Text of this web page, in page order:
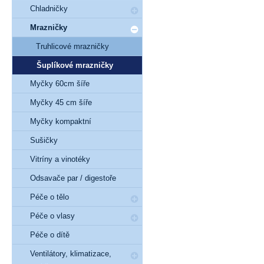
Chladničky
Mrazničky
Truhlicové mrazničky
Šuplíkové mrazničky
Myčky 60cm šíře
Myčky 45 cm šíře
Myčky kompaktní
Sušičky
Vitríny a vinotéky
Odsavače par / digestoře
Péče o tělo
Péče o vlasy
Péče o dítě
Ventilátory, klimatizace,